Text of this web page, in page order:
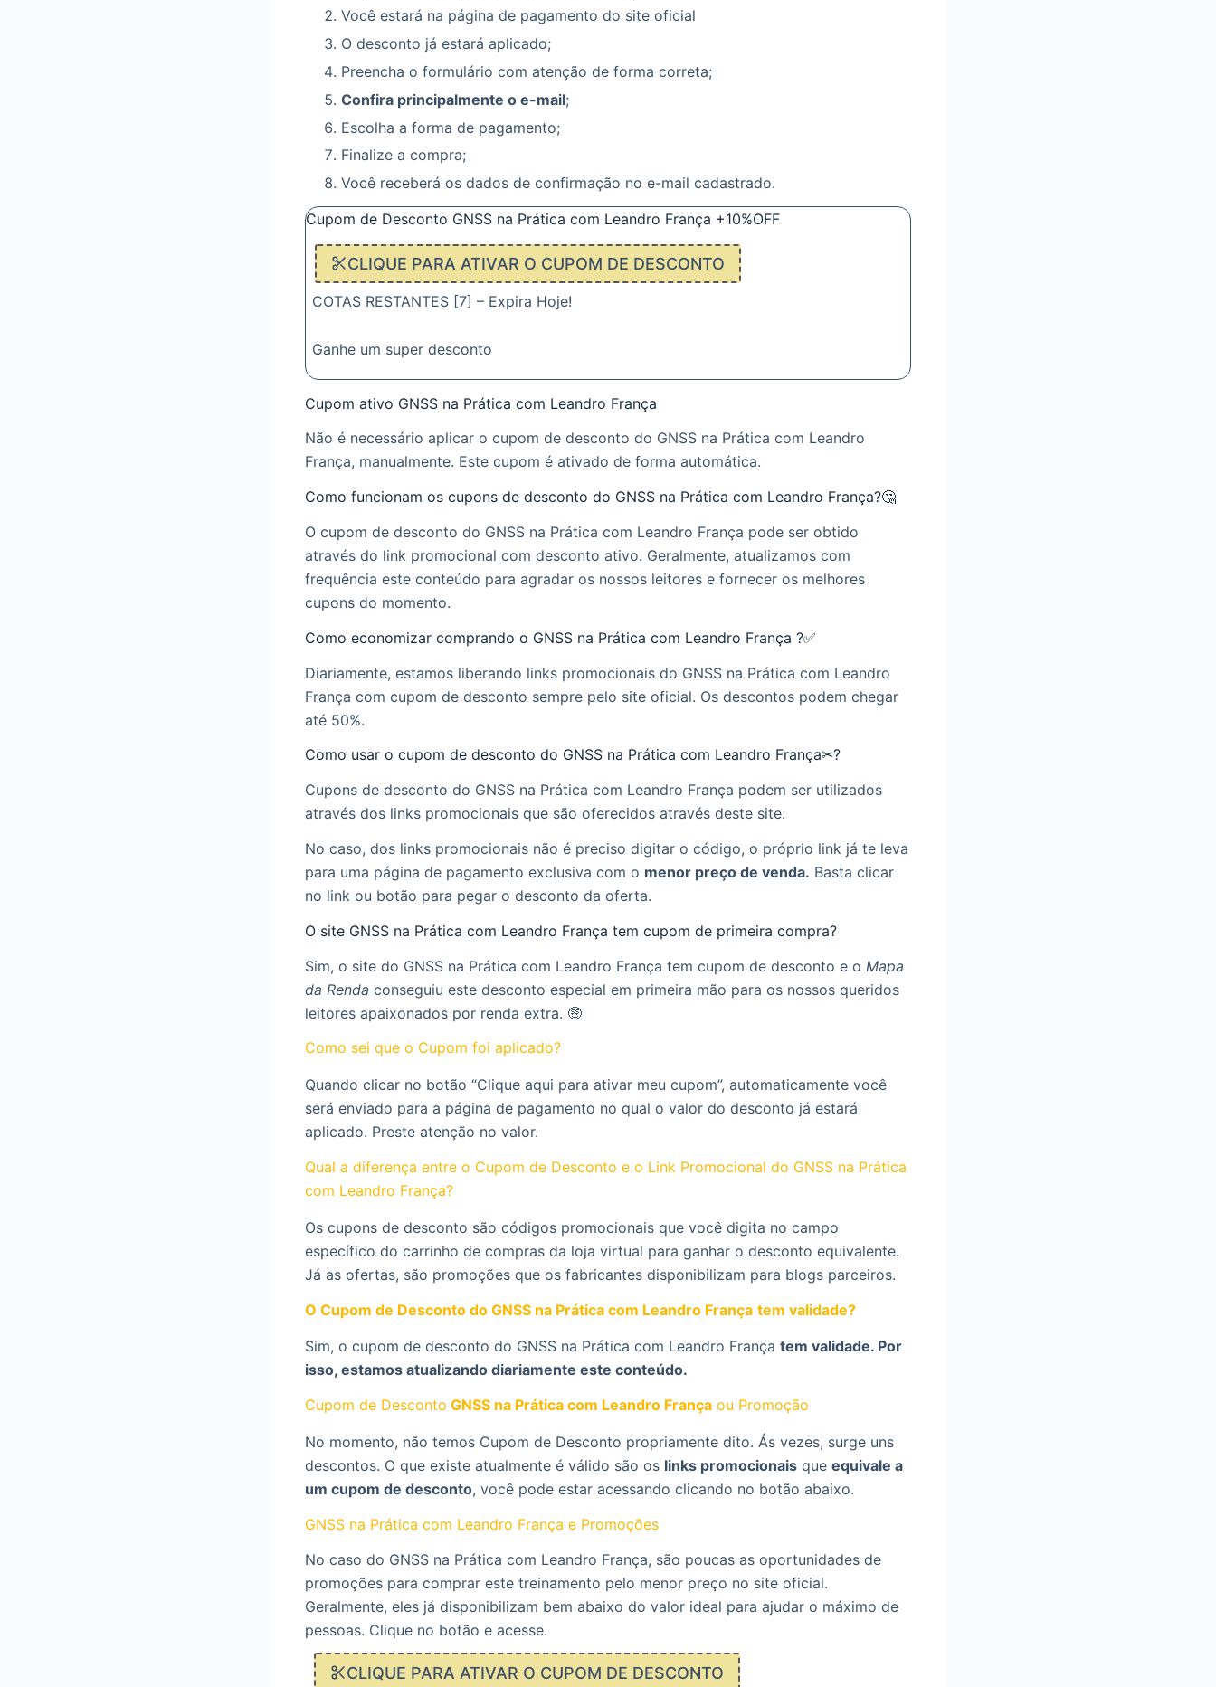
Você estará na página de pagamento do site oficial
O desconto já estará aplicado;
Preencha o formulário com atenção de forma correta;
Confira principalmente o e-mail;
Escolha a forma de pagamento;
Finalize a compra;
Você receberá os dados de confirmação no e-mail cadastrado.
Cupom de Desconto GNSS na Prática com Leandro França +10%OFF
CLIQUE PARA ATIVAR O CUPOM DE DESCONTO
COTAS RESTANTES [7] – Expira Hoje!
Ganhe um super desconto
Cupom ativo GNSS na Prática com Leandro França
Não é necessário aplicar o cupom de desconto do GNSS na Prática com Leandro
França, manualmente. Este cupom é ativado de forma automática.
Como funcionam os cupons de desconto do GNSS na Prática com Leandro França?🤔
O cupom de desconto do GNSS na Prática com Leandro França pode ser obtido
através do link promocional com desconto ativo. Geralmente, atualizamos com
frequência este conteúdo para agradar os nossos leitores e fornecer os melhores
cupons do momento.
Como economizar comprando o GNSS na Prática com Leandro França ?✅
Diariamente, estamos liberando links promocionais do GNSS na Prática com Leandro
França com cupom de desconto sempre pelo site oficial. Os descontos podem chegar
até 50%.
Como usar o cupom de desconto do GNSS na Prática com Leandro França✂?
Cupons de desconto do GNSS na Prática com Leandro França podem ser utilizados
através dos links promocionais que são oferecidos através deste site.
No caso, dos links promocionais não é preciso digitar o código, o próprio link já te leva
para uma página de pagamento exclusiva com o menor preço de venda. Basta clicar
no link ou botão para pegar o desconto da oferta.
O site GNSS na Prática com Leandro França tem cupom de primeira compra?
Sim, o site do GNSS na Prática com Leandro França tem cupom de desconto e o Mapa
da Renda conseguiu este desconto especial em primeira mão para os nossos queridos
leitores apaixonados por renda extra. 🤑
Como sei que o Cupom foi aplicado?
Quando clicar no botão “Clique aqui para ativar meu cupom”, automaticamente você
será enviado para a página de pagamento no qual o valor do desconto já estará
aplicado. Preste atenção no valor.
Qual a diferença entre o Cupom de Desconto e o Link Promocional do GNSS na Prática
com Leandro França?
Os cupons de desconto são códigos promocionais que você digita no campo
específico do carrinho de compras da loja virtual para ganhar o desconto equivalente.
Já as ofertas, são promoções que os fabricantes disponibilizam para blogs parceiros.
O Cupom de Desconto do GNSS na Prática com Leandro França tem validade?
Sim, o cupom de desconto do GNSS na Prática com Leandro França tem validade. Por
isso, estamos atualizando diariamente este conteúdo.
Cupom de Desconto GNSS na Prática com Leandro França ou Promoção
No momento, não temos Cupom de Desconto propriamente dito. Ás vezes, surge uns
descontos. O que existe atualmente é válido são os links promocionais que equivale a
um cupom de desconto, você pode estar acessando clicando no botão abaixo.
GNSS na Prática com Leandro França e Promoções
No caso do GNSS na Prática com Leandro França, são poucas as oportunidades de
promoções para comprar este treinamento pelo menor preço no site oficial.
Geralmente, eles já disponibilizam bem abaixo do valor ideal para ajudar o máximo de
pessoas. Clique no botão e acesse.
CLIQUE PARA ATIVAR O CUPOM DE DESCONTO